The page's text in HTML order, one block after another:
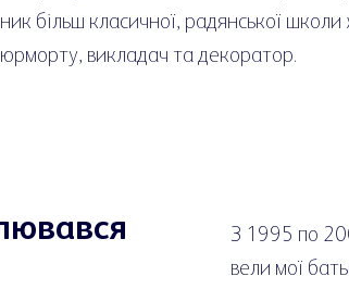
більш класичної, радянської
викладач та декоратор.
З 1995 по
вели мої